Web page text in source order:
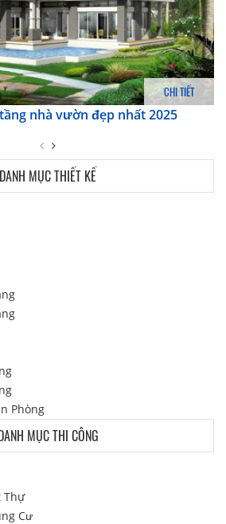
CHI TIẾT
nhà vườn đẹp nhất 2025
DANH MỤC THIẾT KẾ
Phòng
MỤC THI CÔNG
Thự
Cư